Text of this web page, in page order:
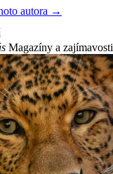
autora →
Magazíny a zajímavosti